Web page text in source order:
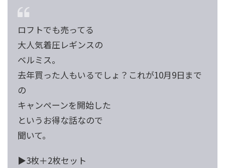
ロフトでも売ってる
大人気着圧レギンスの
ベルミス。
去年買った人もいるでしょ？これが10月9日まで
の
キャンペーンを開始した
というお得な話なので
聞いて。
▶3枚＋2枚セット